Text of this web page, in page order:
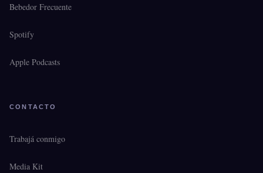
Bebedor Frecuente
Spotify
Apple Podcasts
CONTACTO
Trabajá conmigo
Media Kit